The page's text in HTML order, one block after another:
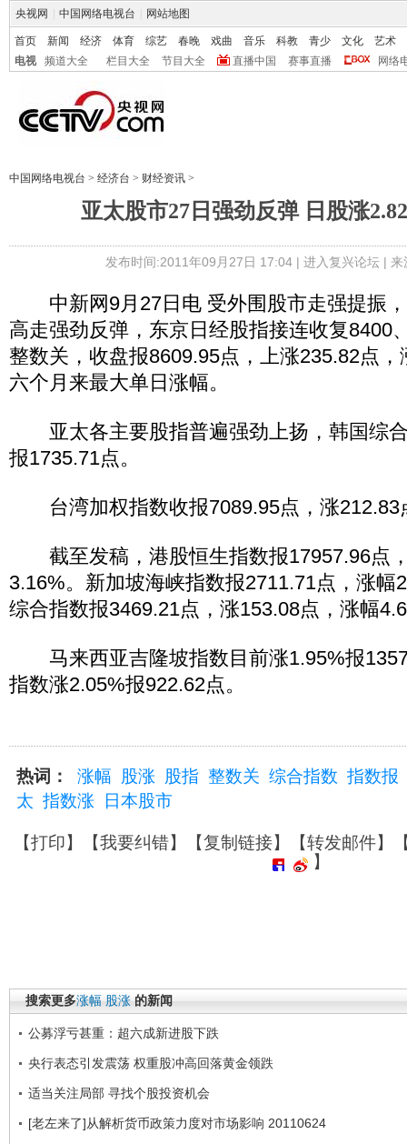
央视网 中国网络电视台 网站地图
首页 新闻 经济 体育 综艺 春晚 戏曲 音乐 科教 青少 文化
艺术
电视
频道大全 栏目大全 节目大全 直播中国 赛事直播 网络
中国网络电视台 > 经济台 > 财经资讯 >
亚太股市27日强劲反弹 日股涨
发布时间:2011年09月27日 17:04 | 进入复兴论坛| 来
中新网9月27日电 受外围股市走强提振，
高走强劲反弹，东京日经股指接连收复8400
整数关，收盘报8609.95点，上涨235.82点
六个月来最大单日涨幅。
亚太各主要股指普遍强劲上扬，韩国综
报1735.71点。
台湾加权指数收报7089.95点，涨212.83
截至发稿，港股恒生指数报17957.96点
3.16%。新加坡海峡指数报2711.71点，涨幅
综合指数报3469.21点，涨153.08点，涨幅
马来西亚吉隆坡指数目前涨1.95%报
指数涨2.05%报922.62点。
热词： 涨幅 股涨 股指 整数关 综合指数 指数报
太 指数涨 日本股市
【打印】【我要纠错】【复制链接】【转发邮件】
】
搜索更多涨幅 股涨 的新闻
公募浮亏甚重：超六成新进股下跌
央行表态引发震荡 权重股冲高回落黄金领跌
适当关注局部 寻找个股投资机会
[老左来了]从解析货币政策力度对市场影响 20110624